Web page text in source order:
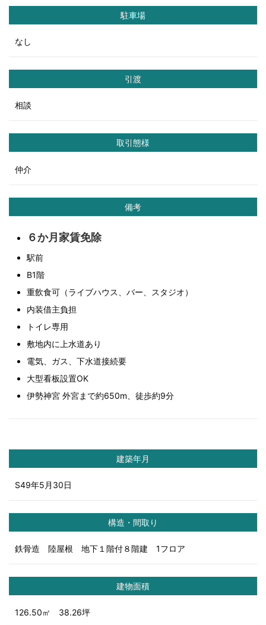
駐車場
なし
引渡
相談
取引態様
仲介
備考
６か月家賃免除
駅前
B1階
重飲食可（ライブハウス、バー、スタジオ）
内装借主負担
トイレ専用
敷地内に上水道あり
電気、ガス、下水道接続要
大型看板設置OK
伊勢神宮 外宮まで約650m、徒歩約9分
建築年月
S49年5月30日
構造・間取り
鉄骨造 陸屋根 地下１階付８階建 1フロア
建物面積
126.50㎡ 38.26坪